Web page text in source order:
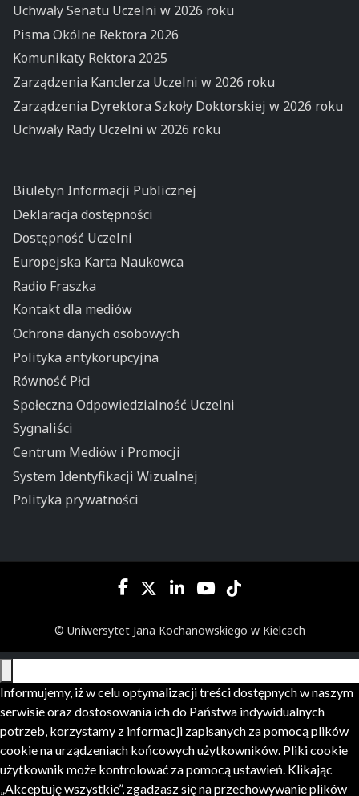
Uchwały Senatu Uczelni w 2026 roku
Pisma Okólne Rektora 2026
Komunikaty Rektora 2025
Zarządzenia Kanclerza Uczelni w 2026 roku
Zarządzenia Dyrektora Szkoły Doktorskiej w 2026 roku
Uchwały Rady Uczelni w 2026 roku
Biuletyn Informacji Publicznej
Deklaracja dostępności
Dostępność Uczelni
Europejska Karta Naukowca
Radio Fraszka
Kontakt dla mediów
Ochrona danych osobowych
Polityka antykorupcyjna
Równość Płci
Społeczna Odpowiedzialność Uczelni
Sygnaliści
Centrum Mediów i Promocji
System Identyfikacji Wizualnej
Polityka prywatności
© Uniwersytet Jana Kochanowskiego w Kielcach
Informujemy, iż w celu optymalizacji treści dostępnych w naszym
serwisie oraz dostosowania ich do Państwa indywidualnych
potrzeb, korzystamy z informacji zapisanych za pomocą plików
cookie na urządzeniach końcowych użytkowników. Pliki cookie
użytkownik może kontrolować za pomocą ustawień. Klikając
„Akceptuję wszystkie”, zgadzasz się na przechowywanie plików